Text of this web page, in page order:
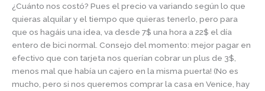
¿Cuánto nos costó? Pues el precio va variando según lo que
quieras alquilar y el tiempo que quieras tenerlo, pero para
que os hagáis una idea, va desde 7$ una hora a 22$ el día
entero de bici normal. Consejo del momento: mejor pagar en
efectivo que con tarjeta nos querían cobrar un plus de 3$,
menos mal que había un cajero en la misma puerta! (No es
mucho, pero si nos queremos comprar la casa en Venice, hay